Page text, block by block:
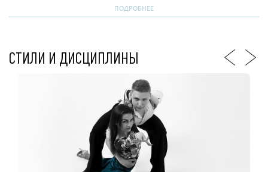
делается на отработке сольных партий, как мужских
так и женских. Latina Basic - прекрасная возможность
развить гибкость и пластику, улучшить свою фигуру,
сбросить вес. На уроках приходится отрабатывать
танцевальные элементы, в которых включаются в
работу все мышцы тела.
ПОДРОБНЕЕ
СТИЛИ И ДИСЦИПЛИНЫ